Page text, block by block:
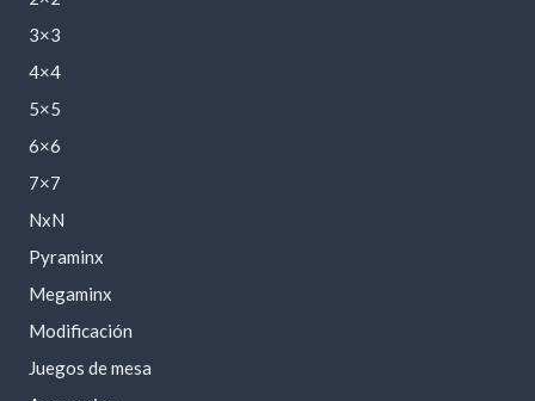
3×3
4×4
5×5
6×6
7×7
NxN
Pyraminx
Megaminx
Modificación
Juegos de mesa